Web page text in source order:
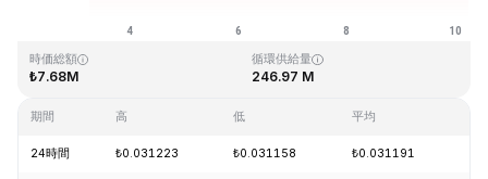
時価総額
₺7.68M
循環供給量
246.97 M
期間 高 低 平均
24時間 ₺0.031223 ₺0.031158 ₺0.031191